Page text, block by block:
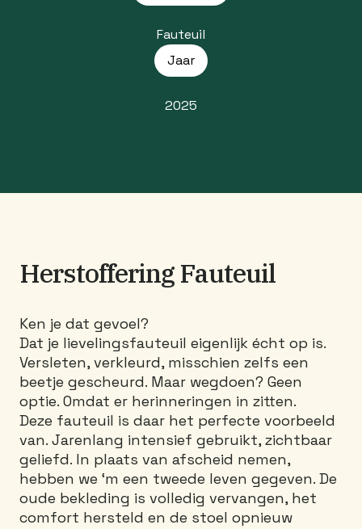
Fauteuil
Jaar
2025
Herstoffering Fauteuil
Ken je dat gevoel?
Dat je lievelingsfauteuil eigenlijk écht op is.
Versleten, verkleurd, misschien zelfs een
beetje gescheurd. Maar wegdoen? Geen
optie. Omdat er herinneringen in zitten.
Deze fauteuil is daar het perfecte voorbeeld
van. Jarenlang intensief gebruikt, zichtbaar
geliefd. In plaats van afscheid nemen,
hebben we ‘m een tweede leven gegeven. De
oude bekleding is volledig vervangen, het
comfort hersteld en de stoel opnieuw